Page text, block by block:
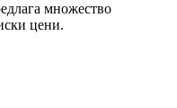
множество
цени.